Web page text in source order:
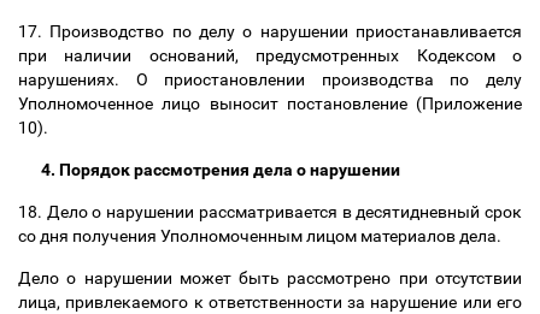
17. Производство по делу о нарушении приостанавливается
при наличии оснований, предусмотренных Кодексом о
нарушениях. О приостановлении производства по делу
Уполномоченное лицо выносит постановление (Приложение
10).
4. Порядок рассмотрения дела о нарушении
18. Дело о нарушении рассматривается в десятидневный срок
со дня получения Уполномоченным лицом материалов дела.
Дело о нарушении может быть рассмотрено при отсутствии
лица, привлекаемого к ответственности за нарушение или его